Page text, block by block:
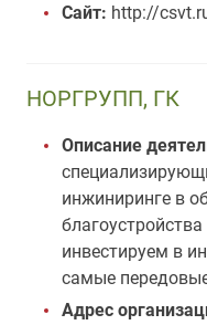
Сайт: http://
НОРГРУПП, ГК
Описание
инжиниринге в
инвестируем в
самые
Адрес